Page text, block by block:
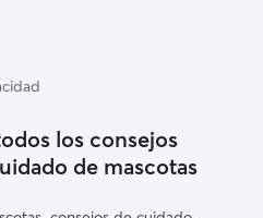
los consejos
de mascotas